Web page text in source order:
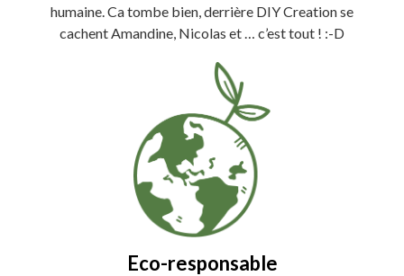
humaine. Ca tombe bien, derrière DIY Creation se
cachent Amandine, Nicolas et … c’est tout ! :-D
Eco-responsable